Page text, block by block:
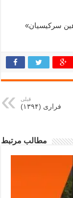
قبلی
فراری (۱۳۹۴)
مطالب مرتبط